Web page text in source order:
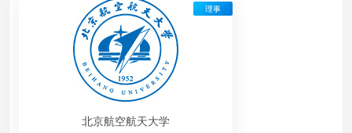
北京航空航天大学
理事